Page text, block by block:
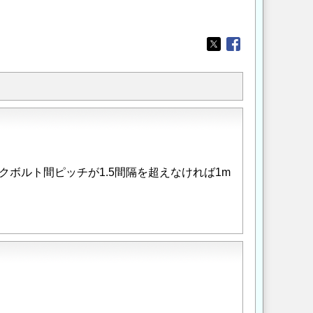
Opens in a new
Opens in a new
ボルト間ピッチが1.5間隔を超えなければ1m